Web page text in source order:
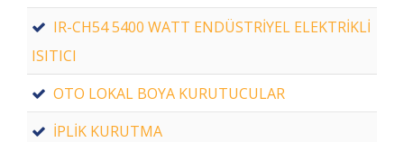
IR-CH54 5400 WATT ENDÜSTRİYEL ELEKTRİKLİ
ISITICI
OTO LOKAL BOYA KURUTUCULAR
İPLİK KURUTMA